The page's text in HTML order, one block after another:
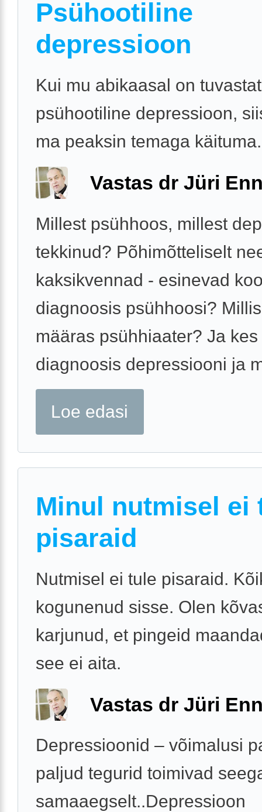
Psühootiline
depressioon
Kui mu abikaasal on
psühootiline depressioon,
ma peaksin temaga käituma.
Vastas dr Jüri
Millest psühhoos, millest
tekkinud? Põhimõtteliselt
kaksikvennad - esinevad
diagnoosis psühhoosi?
määras psühhiaater? Ja kes
diagnoosis depressiooni ja
Loe edasi
Minul nutmisel ei
pisaraid
Nutmisel ei tule pisaraid.
kogunenud sisse. Olen
karjunud, et pingeid
see ei aita.
Vastas dr Jüri
Depressioonid – võimalusi
paljud tegurid toimivad
samaaegselt..Depressioon